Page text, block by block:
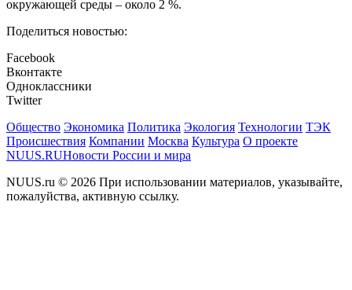
окружающей среды – около 2 %.
Поделиться новостью:
Facebook
Вконтакте
Одноклассники
Twitter
Общество Экономика Политика Экология Технологии ТЭК
Происшествия Компании Москва Культура О проекте
NUUS.RUНовости России и мира
NUUS.ru © 2026 При использовании материалов, указывайте,
пожалуйства, активную ссылку.